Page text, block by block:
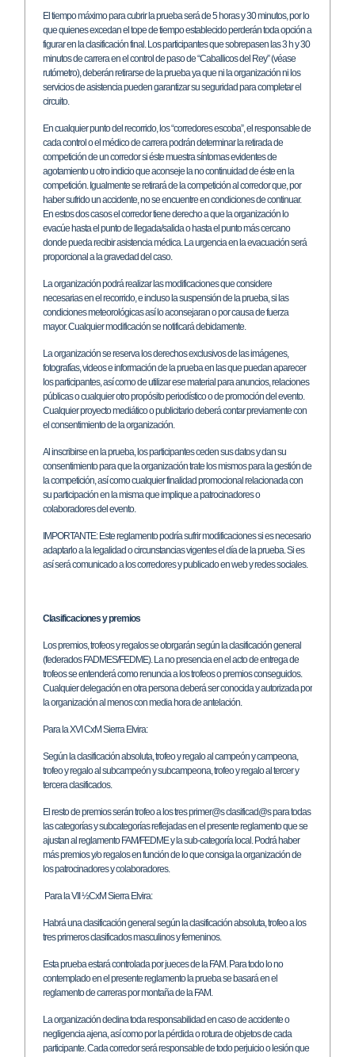
El tiempo máximo para cubrir la prueba será de 5 horas y 30 minutos, por lo
que quienes excedan el tope de tiempo establecido perderán toda opción a
figurar en la clasificación final. Los participantes que sobrepasen las 3 h y 30
minutos de carrera en el control de paso de “Caballicos del Rey” (véase
rutómetro), deberán retirarse de la prueba ya que ni la organización ni los
servicios de asistencia pueden garantizar su seguridad para completar el
circuito.
En cualquier punto del recorrido, los “corredores escoba”, el responsable de
cada control o el médico de carrera podrán determinar la retirada de
competición de un corredor si éste muestra síntomas evidentes de
agotamiento u otro indicio que aconseje la no continuidad de éste en la
competición. Igualmente se retirará de la competición al corredor que, por
haber sufrido un accidente, no se encuentre en condiciones de continuar.
En estos dos casos el corredor tiene derecho a que la organización lo
evacúe hasta el punto de llegada/salida o hasta el punto más cercano
donde pueda recibir asistencia médica. La urgencia en la evacuación será
proporcional a la gravedad del caso.
La organización podrá realizar las modificaciones que considere
necesarias en el recorrido, e incluso la suspensión de la prueba, si las
condiciones meteorológicas así lo aconsejaran o por causa de fuerza
mayor. Cualquier modificación se notificará debidamente.
La organización se reserva los derechos exclusivos de las imágenes,
fotografías, videos e información de la prueba en las que puedan aparecer
los participantes, así como de utilizar ese material para anuncios, relaciones
públicas o cualquier otro propósito periodístico o de promoción del evento.
Cualquier proyecto mediático o publicitario deberá contar previamente con
el consentimiento de la organización.
Al inscribirse en la prueba, los participantes ceden sus datos y dan su
consentimiento para que la organización trate los mismos para la gestión de
la competición, así como cualquier finalidad promocional relacionada con
su participación en la misma que implique a patrocinadores o
colaboradores del evento.
IMPORTANTE: Este reglamento podría sufrir modificaciones si es necesario
adaptarlo a la legalidad o circunstancias vigentes el día de la prueba. Si es
así será comunicado a los corredores y publicado en web y redes sociales.
Clasificaciones y premios
Los premios, trofeos y regalos se otorgarán según la clasificación general
(federados FADMES/FEDME). La no presencia en el acto de entrega de
trofeos se entenderá como renuncia a los trofeos o premios conseguidos.
Cualquier delegación en otra persona deberá ser conocida y autorizada por
la organización al menos con media hora de antelación.
Para la XVI CxM Sierra Elvira:
Según la clasificación absoluta, trofeo y regalo al campeón y campeona,
trofeo y regalo al subcampeón y subcampeona, trofeo y regalo al tercer y
tercera clasificados.
El resto de premios serán trofeo a los tres primer@s clasificad@s para todas
las categorías y subcategorías reflejadas en el presente reglamento que se
ajustan al reglamento FAM/FEDME y la sub-categoría local. Podrá haber
más premios y/o regalos en función de lo que consiga la organización de
los patrocinadores y colaboradores.
Para la VII ½CxM Sierra Elvira:
Habrá una clasificación general según la clasificación absoluta, trofeo a los
tres primeros clasificados masculinos y femeninos.
Esta prueba estará controlada por jueces de la FAM. Para todo lo no
contemplado en el presente reglamento la prueba se basará en el
reglamento de carreras por montaña de la FAM.
La organización declina toda responsabilidad en caso de accidente o
negligencia ajena, así como por la pérdida o rotura de objetos de cada
participante. Cada corredor será responsable de todo perjuicio o lesión que